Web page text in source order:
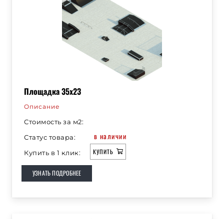
Площадка 35х23
Описание
Стоимость за м2:
Статус товара:
в наличии
Купить в 1 клик: КУПИТЬ
УЗНАТЬ ПОДРОБНЕЕ